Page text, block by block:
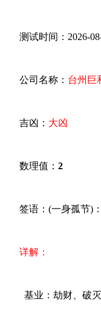
测试时间：2026-08-
公司名称： 台州巨
吉凶： 大凶
数理值： 2
签语：(一身孤节)：
详解：
基业：劫财、破灭